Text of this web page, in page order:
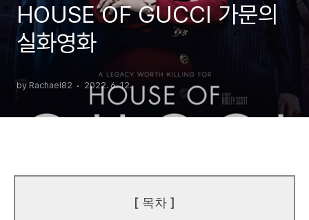
HOUSE OF GUCCI 가문의
실화영화
by Rachael82 2022. 6. 12.
[ 목차 ]